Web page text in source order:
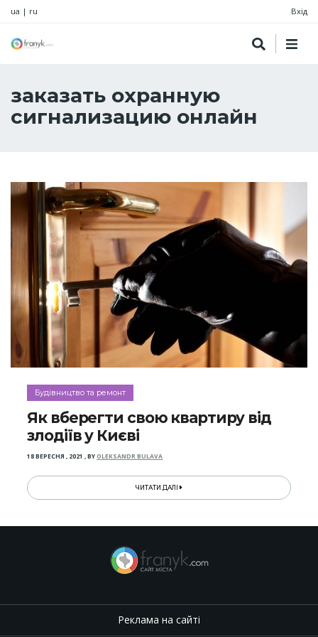
ua | ru Вхід
заказать охранную
сигнализацию онлайн
Будівництво та ремонт
Як вберегти свою квартиру від
злодіїв у Києві
18 ВЕРЕСНЯ , 2021 ,BYOLEKSANDR BULAVA
ЧИТАТИ ДАЛІ
Реклама на сайті